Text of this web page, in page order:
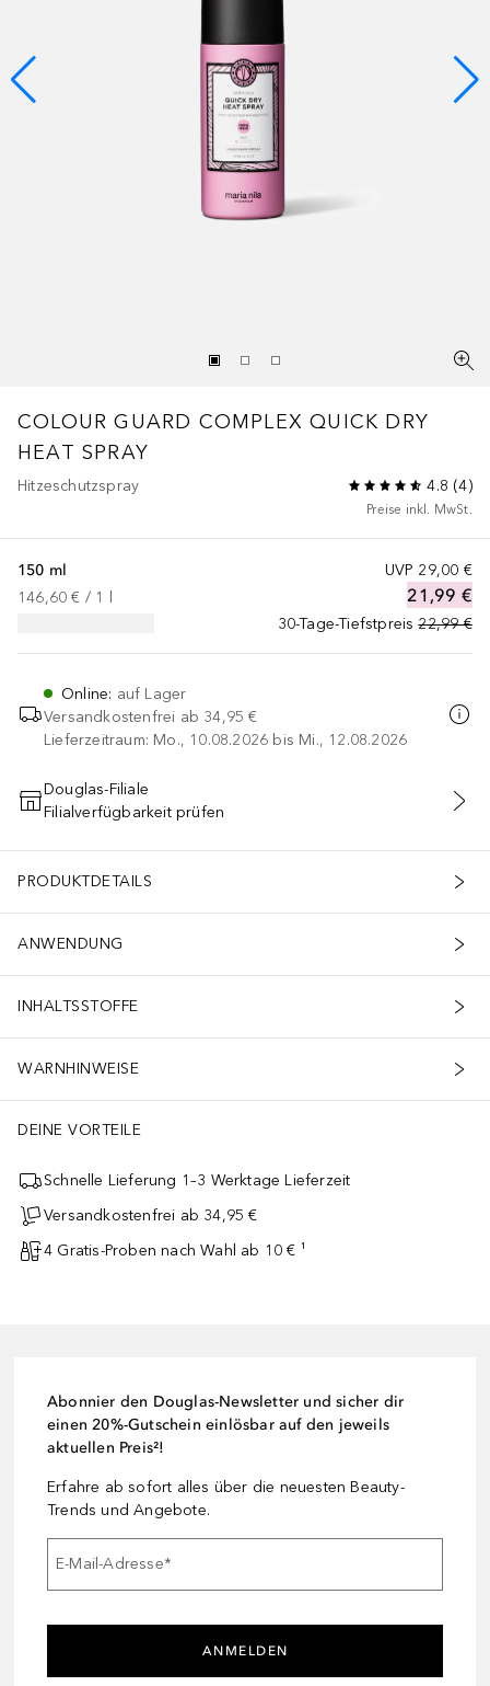
COLOUR GUARD COMPLEX QUICK DRY
HEAT SPRAY
Hitzeschutzspray 4.8 (4)
Preise inkl. MwSt.
UVP 29,00 €
21,99 €
30-Tage-Tiefstpreis 22,99 €
150 ml
146,60 € / 1
Online: auf Lager
Versandkostenfrei ab 34,95 €
Lieferzeitraum: Mo., 10.08.2026 bis Mi., 12.08.2026
IN DEN WARENKORB
Douglas-Filiale
Filialverfügbarkeit prüfen
PRODUKTDETAILS
ANWENDUNG
INHALTSSTOFFE
WARNHINWEISE
DEINE VORTEILE
Schnelle Lieferung 1–3 Werktage Lieferzeit
Versandkostenfrei ab 34,95 €
4 Gratis-Proben nach Wahl ab 10 € ¹
Abonnier den Douglas-Newsletter und sicher dir
einen 20%-Gutschein einlösbar auf den jeweils
aktuellen Preis²!
Erfahre ab sofort alles über die neuesten Beauty-
Trends und Angebote.
E-Mail-Adresse*
ANMELDEN